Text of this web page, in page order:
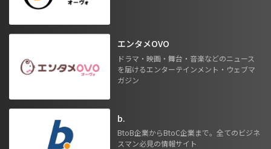
エンタメOVO
ドラマ・映画・舞台・音楽などのニュース
を届けるエンターテインメント・ウェブマ
ガジン
b.
BtoB企業からBtoC企業まで。全てのビジネ
スマン必見の情報サイト